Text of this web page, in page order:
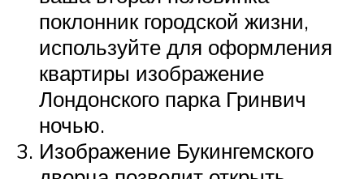
поклонник городской жизни,
используйте для оформления
квартиры изображение
Лондонского парка Гринвич
ночью.
Изображение Букингемского